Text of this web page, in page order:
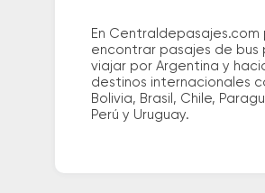
En Centraldepasajes.com
encontrar pasajes de bus
viajar por Argentina y
destinos internacionales
Bolivia, Brasil, Chile,
Perú y Uruguay.